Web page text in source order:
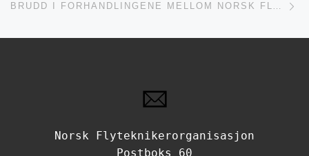
BRUDD I FORHANDLINGENE MELLOM NORSK FLYTEKNIKERORGANISASJON OG NHO LUFTFART
Norsk Flyteknikerorganisasjon
Postboks 60